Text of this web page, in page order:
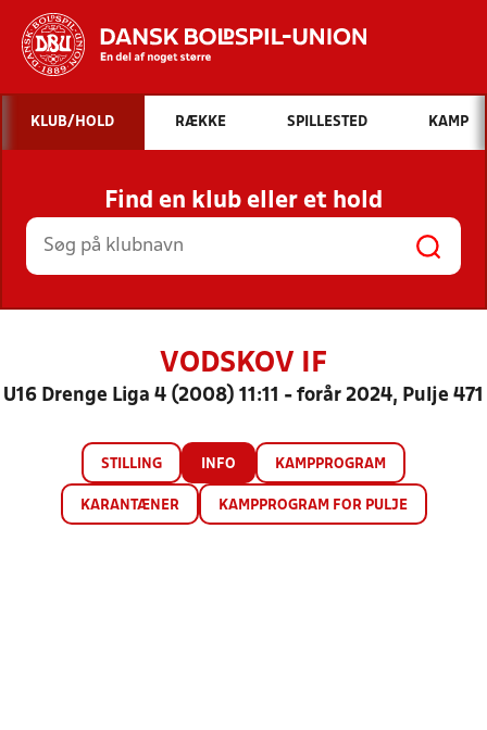
Hvad vil du søge efter?
INDHOLD OG NYHEDER
STILLINGER, RESULTATER, KLUBBER OG
HOLD
KLUB/HOLD RÆKKE SPILLESTED KAMP
Find en klub eller et hold
VODSKOV IF
U16 Drenge Liga 4 (2008) 11:11 - forår 2024, Pulje 471
STILLING INFO KAMPPROGRAM
KARANTÆNER KAMPPROGRAM FOR PULJE